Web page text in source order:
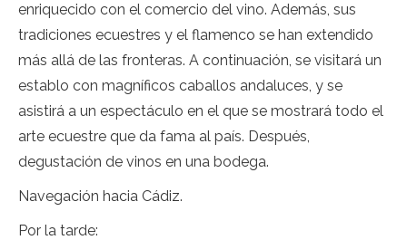
enriquecido con el comercio del vino. Además, sus
tradiciones ecuestres y el flamenco se han extendido
más allá de las fronteras. A continuación, se visitará un
establo con magníficos caballos andaluces, y se
asistirá a un espectáculo en el que se mostrará todo el
arte ecuestre que da fama al país. Después,
degustación de vinos en una bodega.
Navegación hacia Cádiz.
Por la tarde: